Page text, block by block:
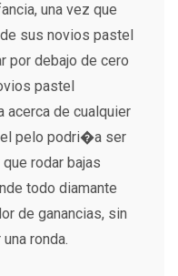
una vez que
sus novios pastel
por debajo de cero
pastel
acerca de cualquier
el pelo podri�a ser
rodar bajas
todo diamante
de ganancias, sin
ronda.